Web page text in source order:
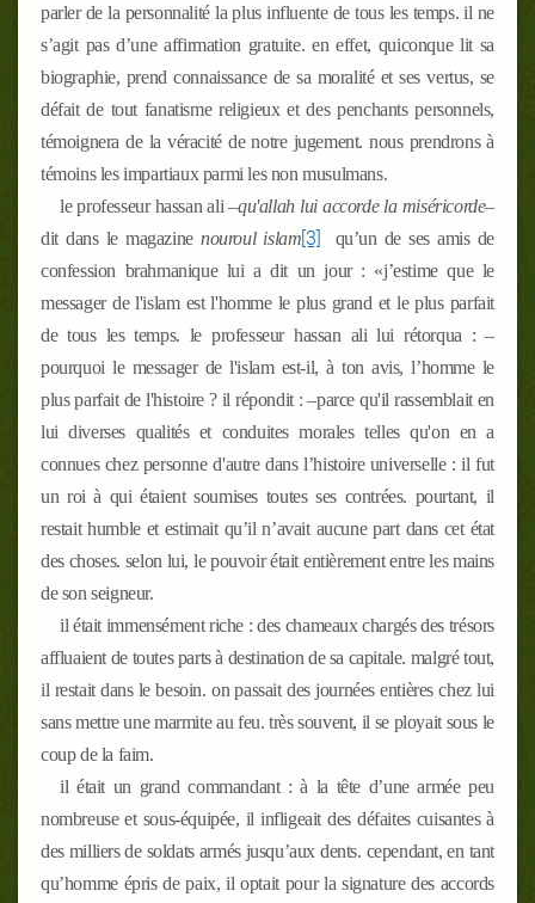
parler de la personnalité la plus influente de tous les temps. il ne
s’agit pas d’une affirmation gratuite. en effet, quiconque lit sa
biographie, prend connaissance de sa moralité et ses vertus, se
défait de tout fanatisme religieux et des penchants personnels,
témoignera de la véracité de notre jugement. nous prendrons à
témoins les impartiaux parmi les non musulmans.
le professeur hassan ali –qu'allah lui accorde la miséricorde–
dit dans le magazine nouroul islam[3] qu’un de ses amis de
confession brahmanique lui a dit un jour : «j’estime que le
messager de l'islam est l'homme le plus grand et le plus parfait
de tous les temps. le professeur hassan ali lui rétorqua : –
pourquoi le messager de l'islam est-il, à ton avis, l’homme le
plus parfait de l'histoire ? il répondit : –parce qu'il rassemblait en
lui diverses qualités et conduites morales telles qu'on en a
connues chez personne d'autre dans l’histoire universelle : il fut
un roi à qui étaient soumises toutes ses contrées. pourtant, il
restait humble et estimait qu’il n’avait aucune part dans cet état
des choses. selon lui, le pouvoir était entièrement entre les mains
de son seigneur.
il était immensément riche : des chameaux chargés des trésors
affluaient de toutes parts à destination de sa capitale. malgré tout,
il restait dans le besoin. on passait des journées entières chez lui
sans mettre une marmite au feu. très souvent, il se ployait sous le
coup de la faim.
il était un grand commandant : à la tête d’une armée peu
nombreuse et sous-équipée, il infligeait des défaites cuisantes à
des milliers de soldats armés jusqu’aux dents. cependant, en tant
qu’homme épris de paix, il optait pour la signature des accords